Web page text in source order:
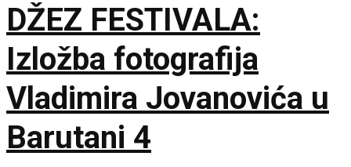
DŽEZ FESTIVALA:
Izložba fotografija
Vladimira Jovanovića u
Barutani 4